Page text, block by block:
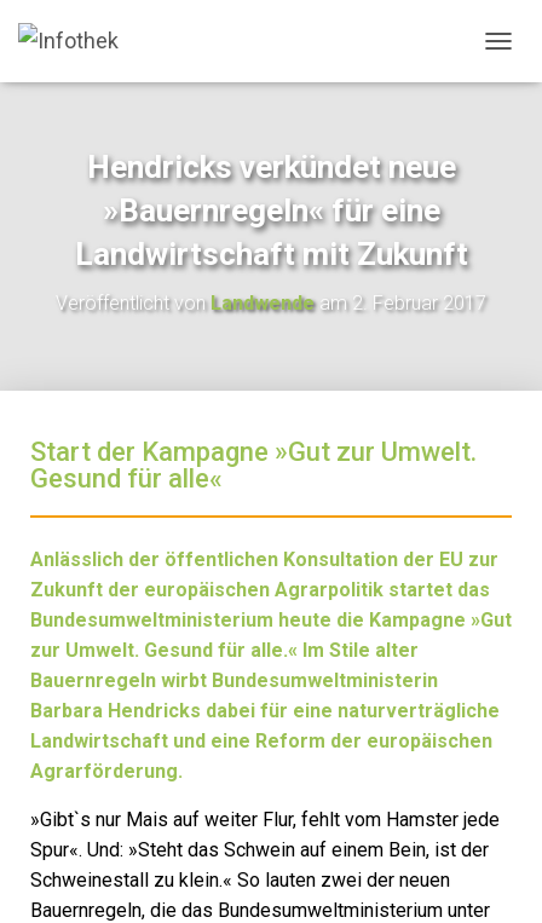
A
Hendricks verkündet neue
»Bauernregeln« für eine
Landwirtschaft mit Zukunft
Veröffentlicht vonLandwendeam2. Februar 2017
Start der Kampagne »Gut zur Umwelt.
Gesund für alle«
Anlässlich der öffentlichen Konsultation der EU zur
Zukunft der europäischen Agrarpolitik startet das
Bundesumweltministerium heute die Kampagne »Gut
zur Umwelt. Gesund für alle.« Im Stile alter
Bauernregeln wirbt Bundesumweltministerin
Barbara Hendricks dabei für eine naturverträgliche
Landwirtschaft und eine Reform der europäischen
Agrarförderung.
»Gibt`s nur Mais auf weiter Flur, fehlt vom Hamster jede
Spur«. Und: »Steht das Schwein auf einem Bein, ist der
Schweinestall zu klein.« So lauten zwei der neuen
Bauernregeln, die das Bundesumweltministerium unter